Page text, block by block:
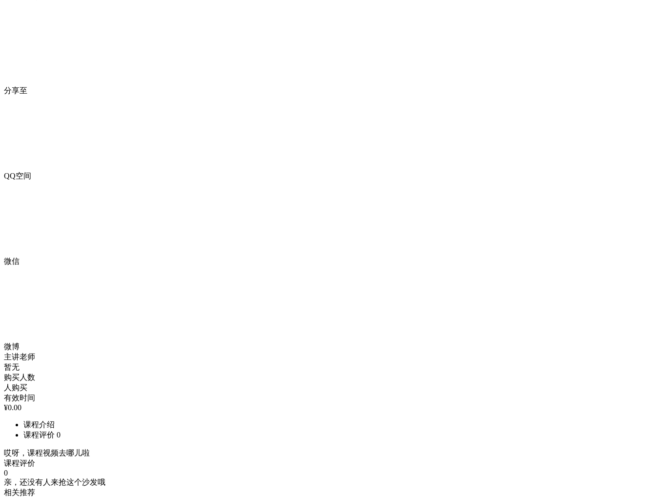
分享至
QQ空间
微信
微博
主讲老师
暂无
购买人数
人购买
有效时间
¥0.00
课程介绍
课程评价 0
哎呀，课程视频去哪儿啦
课程评价
0
亲，还没有人来抢这个沙发哦
相关推荐